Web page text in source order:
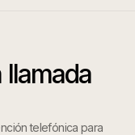
llamada
telefónica para